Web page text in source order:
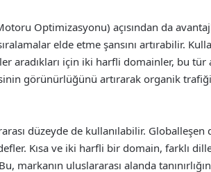
Optimizasyonu) açısından da
elde etme şansını artırabilir.
aradıkları için iki harfli domainler, bu tür
görünürlüğünü artırarak organik
düzeyde de kullanılabilir. Globalleşen
Kısa ve iki harfli bir domain, farklı
markanın uluslararası alanda